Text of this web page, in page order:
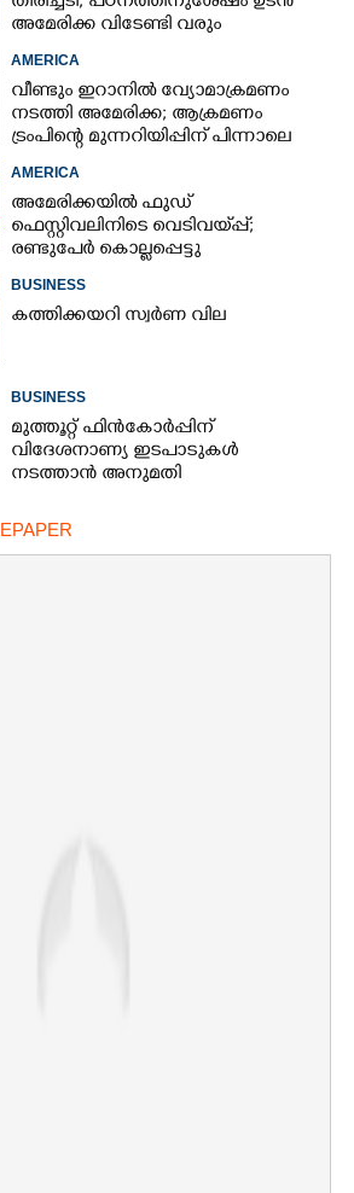
അമേരിക്ക വിടേണ്ടി വരും
AMERICA
വീണ്ടും ഇറാനിൽ വ്യോമാക്രമണം
നടത്തി അമേരിക്ക; ആക്രമണം
ട്രംപിന്റെ മുന്നറിയിപ്പിന് പിന്നാലെ
AMERICA
അമേരിക്കയിൽ ഫുഡ്
ഫെസ്റ്റിവലിനിടെ വെടിവയ്‌പ്പ്;
രണ്ടുപേർ കൊല്ലപ്പെട്ടു
BUSINESS
കത്തിക്കയറി സ്വർണ വില
BUSINESS
മുത്തൂറ്റ് ഫിൻകോർപ്പിന്
വിദേശനാണ്യ ഇടപാടുകൾ
നടത്താൻ അനുമതി
EPAPER